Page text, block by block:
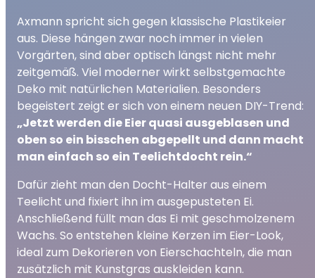
Axmann spricht sich gegen klassische Plastikeier
aus. Diese hängen zwar noch immer in vielen
Vorgärten, sind aber optisch längst nicht mehr
zeitgemäß. Viel moderner wirkt selbstgemachte
Deko mit natürlichen Materialien. Besonders
begeistert zeigt er sich von einem neuen DIY-Trend:
„Jetzt werden die Eier quasi ausgeblasen und
oben so ein bisschen abgepellt und dann macht
man einfach so ein Teelichtdocht rein.“
Dafür zieht man den Docht-Halter aus einem
Teelicht und fixiert ihn im ausgepusteten Ei.
Anschließend füllt man das Ei mit geschmolzenem
Wachs. So entstehen kleine Kerzen im Eier-Look,
ideal zum Dekorieren von Eierschachteln, die man
zusätzlich mit Kunstgras auskleiden kann.